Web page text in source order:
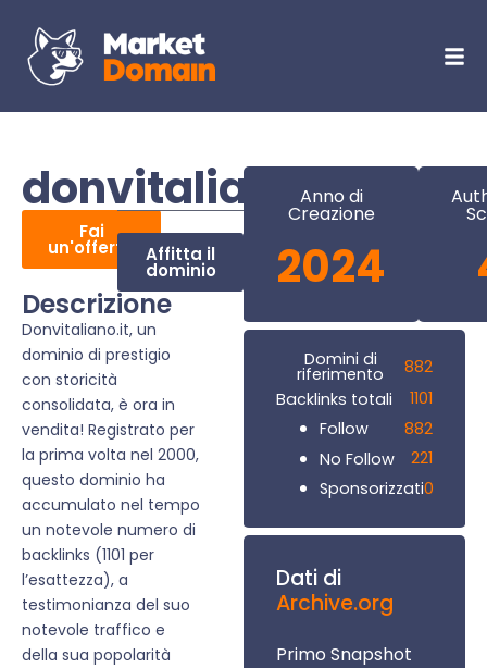
donvitaliano.it
Fai
un'offerta Affitta il
dominio
Descrizione
Donvitaliano.it, un
dominio di prestigio
con storicità
consolidata, è ora in
vendita! Registrato per
la prima volta nel 2000,
questo dominio ha
accumulato nel tempo
un notevole numero di
backlinks (1101 per
l’esattezza), a
testimonianza del suo
notevole traffico e
della sua popolarità
Anno di
Creazione
2024
Domini di
riferimento
882
Backlinks totali
1101
Follow
882
No Follow
221
Sponsorizzati0
Dati di
Archive.org
Primo Snapshot